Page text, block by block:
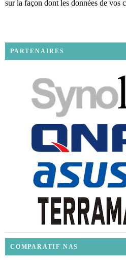
sur la façon dont les données de vos
PARTENAIRES
COMPARATIF NAS